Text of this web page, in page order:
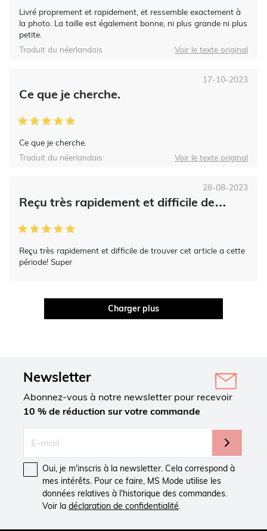
Livré proprement et rapidement, et ressemble exactement à
la photo. La taille est également bonne, ni plus grande ni plus
petite.
Traduit du néerlandais
Voir le texte original
Ce que je cherche.
Ce que je cherche.
17-10-2023
Traduit du néerlandais Voir le texte original
Reçu très rapidement et difficile de…
Reçu très rapidement et difficile de trouver cet article a cette
période! Super
28-08-2023
Charger plus
Newsletter
Abonnez-vous à notre newsletter pour recevoir
10 % de réduction sur votre commande
Oui, je m'inscris à la newsletter. Cela correspond à
mes intérêts. Pour ce faire, MS Mode utilise les
données relatives à l'historique des commandes.
Voir la déclaration de confidentialité.